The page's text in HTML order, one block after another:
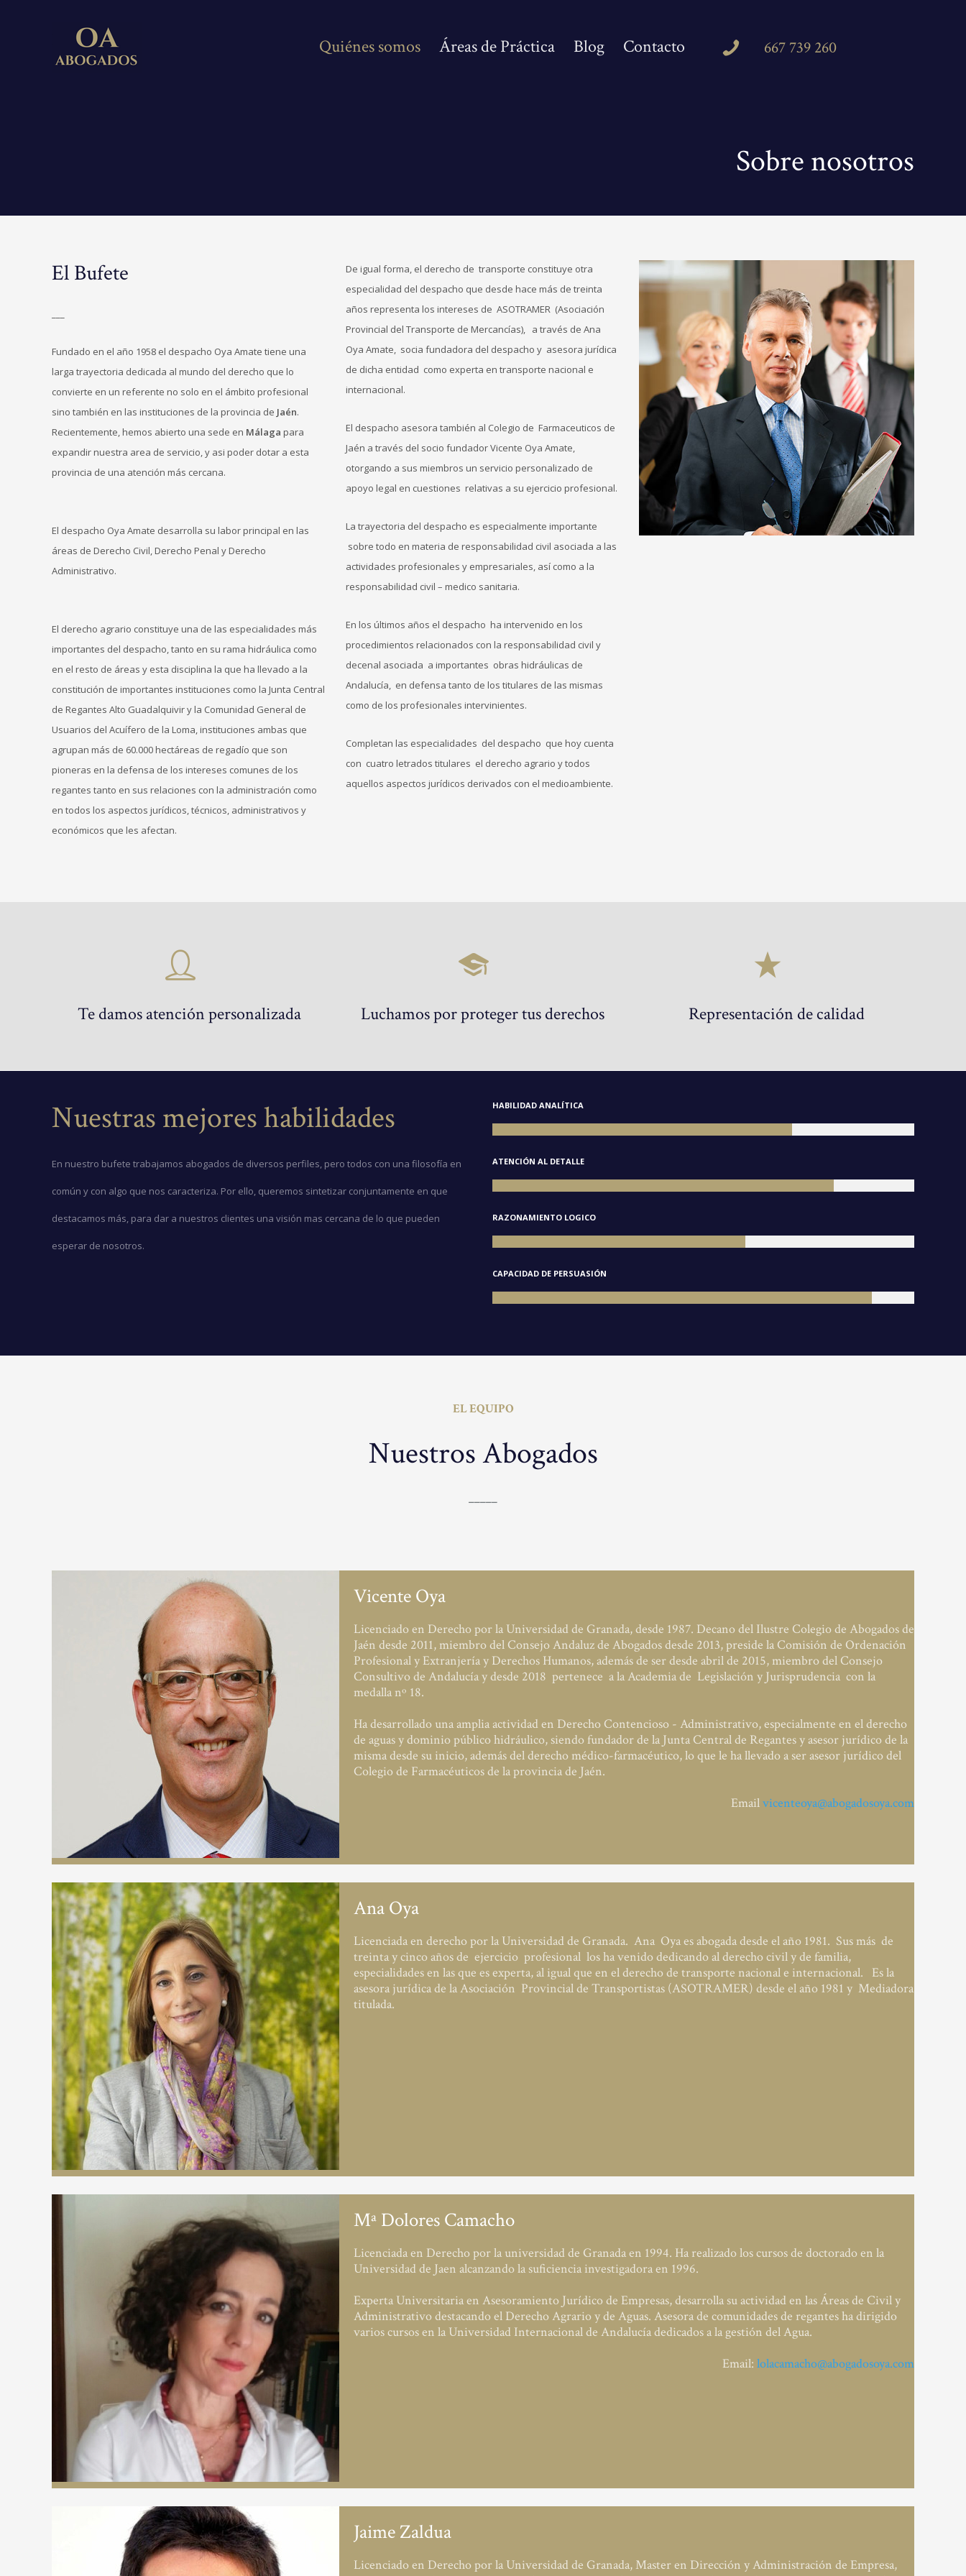
Quiénes somos Áreas de Práctica Blog Contacto 667 739 260
Sobre nosotros
El Bufete
Fundado en el año 1958 el despacho Oya Amate tiene una
larga trayectoria dedicada al mundo del derecho que lo
convierte en un referente no solo en el ámbito profesional
sino también en las instituciones de la provincia de Jaén.
Recientemente, hemos abierto una sede en Málaga para
expandir nuestra area de servicio, y asi poder dotar a esta
provincia de una atención más cercana.
El despacho Oya Amate desarrolla su labor principal en las
áreas de Derecho Civil, Derecho Penal y Derecho
Administrativo.
El derecho agrario constituye una de las especialidades más
importantes del despacho, tanto en su rama hidráulica como
en el resto de áreas y esta disciplina la que ha llevado a la
constitución de importantes instituciones como la Junta Central
de Regantes Alto Guadalquivir y la Comunidad General de
Usuarios del Acuífero de la Loma, instituciones ambas que
agrupan más de 60.000 hectáreas de regadío que son
pioneras en la defensa de los intereses comunes de los
regantes tanto en sus relaciones con la administración como
en todos los aspectos jurídicos, técnicos, administrativos y
económicos que les afectan.
De igual forma, el derecho de transporte constituye otra
especialidad del despacho que desde hace más de treinta
años representa los intereses de ASOTRAMER (Asociación
Provincial del Transporte de Mercancías), a través de Ana
Oya Amate, socia fundadora del despacho y asesora jurídica
de dicha entidad como experta en transporte nacional e
internacional.
El despacho asesora también al Colegio de Farmaceuticos de
Jaén a través del socio fundador Vicente Oya Amate,
otorgando a sus miembros un servicio personalizado de
apoyo legal en cuestiones relativas a su ejercicio profesional.
La trayectoria del despacho es especialmente importante
sobre todo en materia de responsabilidad civil asociada a las
actividades profesionales y empresariales, así como a la
responsabilidad civil – medico sanitaria.
En los últimos años el despacho ha intervenido en los
procedimientos relacionados con la responsabilidad civil y
decenal asociada a importantes obras hidráulicas de
Andalucía, en defensa tanto de los titulares de las mismas
como de los profesionales intervinientes.
Completan las especialidades del despacho que hoy cuenta
con cuatro letrados titulares el derecho agrario y todos
aquellos aspectos jurídicos derivados con el medioambiente.
Te damos atención personalizada Luchamos por proteger tus derechos Representación de calidad
Nuestras mejores habilidades
En nuestro bufete trabajamos abogados de diversos perfiles, pero todos con una filosofía en
común y con algo que nos caracteriza. Por ello, queremos sintetizar conjuntamente en que
destacamos más, para dar a nuestros clientes una visión mas cercana de lo que pueden
esperar de nosotros.
HABILIDAD ANALÍTICA
ATENCIÓN AL DETALLE
RAZONAMIENTO LOGICO
CAPACIDAD DE PERSUASIÓN
EL EQUIPO
Nuestros Abogados
_____
Vicente Oya
Licenciado en Derecho por la Universidad de Granada, desde 1987. Decano del Ilustre Colegio de Abogados de
Jaén desde 2011, miembro del Consejo Andaluz de Abogados desde 2013, preside la Comisión de Ordenación
Profesional y Extranjería y Derechos Humanos, además de ser desde abril de 2015, miembro del Consejo
Consultivo de Andalucía y desde 2018 pertenece a la Academia de Legislación y Jurisprudencia con la
medalla nº 18.
Ha desarrollado una amplia actividad en Derecho Contencioso - Administrativo, especialmente en el derecho
de aguas y dominio público hidráulico, siendo fundador de la Junta Central de Regantes y asesor jurídico de la
misma desde su inicio, además del derecho médico-farmacéutico, lo que le ha llevado a ser asesor jurídico del
Colegio de Farmacéuticos de la provincia de Jaén.
Emailvicenteoya@abogadosoya.com
Ana Oya
Licenciada en derecho por la Universidad de Granada. Ana Oya es abogada desde el año 1981. Sus más de
treinta y cinco años de ejercicio profesional los ha venido dedicando al derecho civil y de familia,
especialidades en las que es experta, al igual que en el derecho de transporte nacional e internacional. Es la
asesora jurídica de la Asociación Provincial de Transportistas (ASOTRAMER) desde el año 1981 y Mediadora
titulada.
Mª Dolores Camacho
Licenciada en Derecho por la universidad de Granada en 1994. Ha realizado los cursos de doctorado en la
Universidad de Jaen alcanzando la suficiencia investigadora en 1996.
Experta Universitaria en Asesoramiento Jurídico de Empresas, desarrolla su actividad en las Áreas de Civil y
Administrativo destacando el Derecho Agrario y de Aguas. Asesora de comunidades de regantes ha dirigido
varios cursos en la Universidad Internacional de Andalucía dedicados a la gestión del Agua.
Email: lolacamacho@abogadosoya.com
Jaime Zaldua
Licenciado en Derecho por la Universidad de Granada, Master en Dirección y Administración de Empresa,